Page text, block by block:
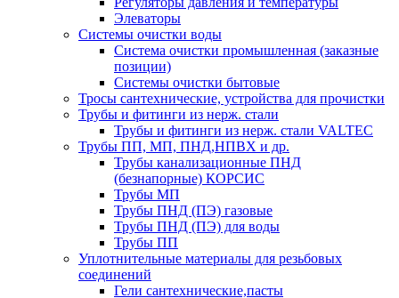
Элеваторы
Системы очистки воды
Система очистки промышленная (заказные
позиции)
Системы очистки бытовые
Тросы сантехнические, устройства для прочистки
Трубы и фитинги из нерж. стали
Трубы и фитинги из нерж. стали VALTEC
Трубы ПП, МП, ПНД,НПВХ и др.
Трубы канализационные ПНД
(безнапорные) КОРСИС
Трубы МП
Трубы ПНД (ПЭ) газовые
Трубы ПНД (ПЭ) для воды
Трубы ПП
Уплотнительные материалы для резьбовых
соединений
Гели сантехнические,пасты